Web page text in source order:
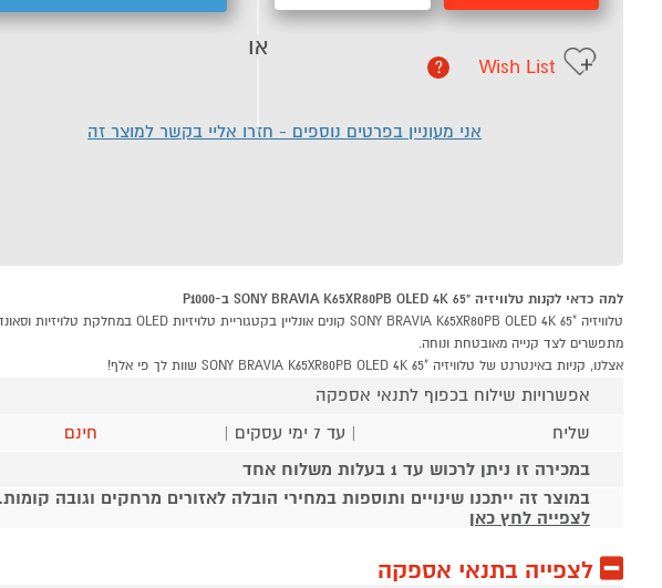
או
Wish List
?
אני מעוניין בפרטים נוספים - חזרו אליי בקשר למוצר זה
למה כדאי לקנות טלוויזיה "65 SONY BRAVIA K65XR80PB OLED 4K ב-P1000
מתפשרים לצד קנייה מאובטחת ונוחה.
אצלנו, קניות באינטרנט של טלוויזיה "65 SONY BRAVIA K65XR80PB OLED 4K שוות לך פי אלף!
אפשרויות שילוח בכפוף לתנאי אספקה
שליח
| עד 7 ימי עסקים |
חינם
במכירה זו ניתן לרכוש עד 1 בעלות משלוח אחד
במוצר זה ייתכנו שינויים ותוספות במחירי הובלה לאזורים מרחקים וגובה קומות.
לצפייה לחץ כאן
לצפייה בתנאי אספקה